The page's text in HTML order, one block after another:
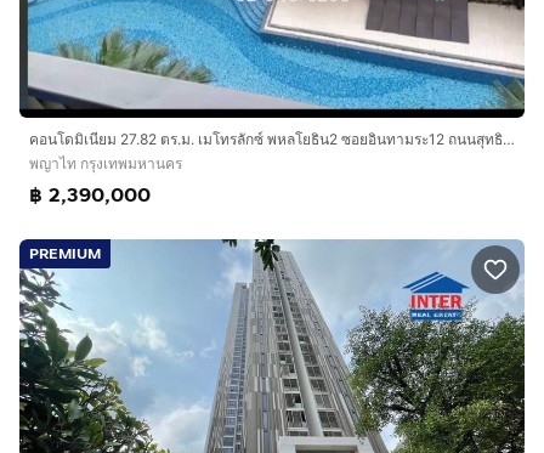
คอนโดมิเนียม 27.82 ตร.ม. เมโทรลักซ์ พหลโยธิน2 ซอยอินทามระ12 ถนนสุทธิสารวินิจฉัย ถนนอินทามระ12 เขตพญาไท กรุงเทพมหานคร
พญาไท กรุงเทพมหานคร
฿ 2,390,000
PREMIUM